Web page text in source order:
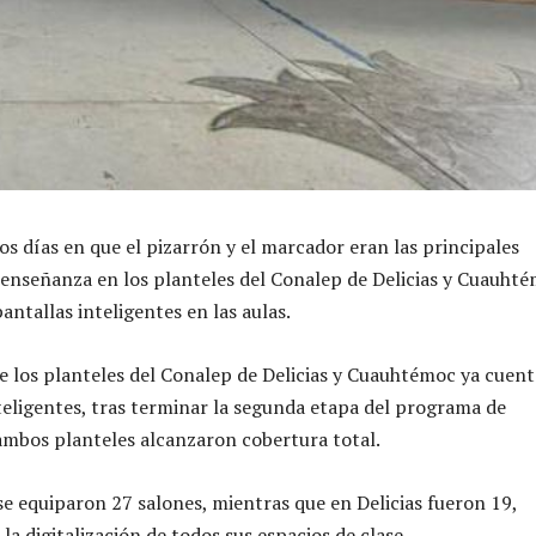
días en que el pizarrón y el marcador eran las principales
en los planteles del Conalep de Delicias y
inteligentes en las aulas.
los planteles del Conalep de Delicias y Cuauhtémoc ya
tras terminar la segunda etapa del programa de
planteles alcanzaron cobertura total.
equiparon 27 salones, mientras que en Delicias fueron 19,